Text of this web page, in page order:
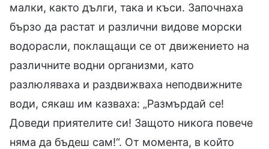
малки, както дълги, така и къси. Започнаха
бързо да растат и различни видове морски
водорасли, поклащащи се от движението на
различните водни организми, като
разлюляваха и раздвижваха неподвижните
води, сякаш им казваха: „Размърдай се!
Доведи приятелите си! Защото никога повече
няма да бъдеш сам!“. От момента, в който